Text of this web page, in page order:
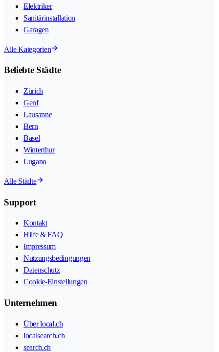
Elektriker
Sanitärinstallation
Garagen
Alle Kategorien
Beliebte Städte
Zürich
Genf
Lausanne
Bern
Basel
Winterthur
Lugano
Alle Städte
Support
Kontakt
Hilfe & FAQ
Impressum
Nutzungsbedingungen
Datenschutz
Cookie-Einstellungen
Unternehmen
Über local.ch
localsearch.ch
search.ch